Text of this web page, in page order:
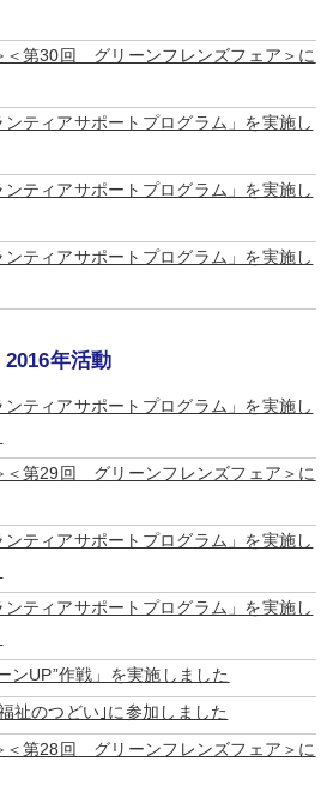
第30回 グリーンフレンズフェア＞に
ンティアサポートプログラム」を実施し
ンティアサポートプログラム」を実施し
ンティアサポートプログラム」を実施し
2016年活動
ンティアサポートプログラム」を実施し
第29回 グリーンフレンズフェア＞に
ンティアサポートプログラム」を実施し
ンティアサポートプログラム」を実施し
ンUP”作戦」を実施しました
祉のつどい｣に参加しました
第28回 グリーンフレンズフェア＞に